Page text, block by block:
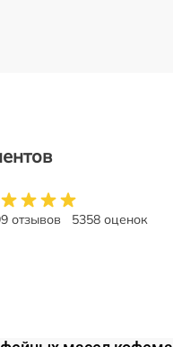
отзывов 5358 оценок